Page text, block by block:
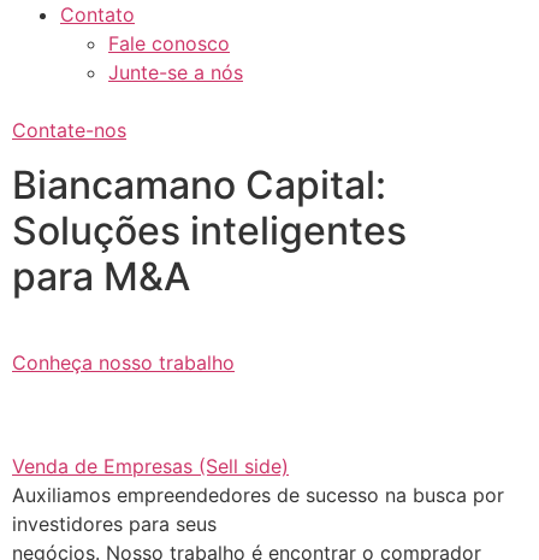
Contato
Fale conosco
Junte-se a nós
Contate-nos
Biancamano Capital:
Soluções inteligentes
para M&A
Conheça nosso trabalho
Venda de Empresas (Sell side)
Auxiliamos empreendedores de sucesso na busca por
investidores para seus
negócios. Nosso trabalho é encontrar o comprador